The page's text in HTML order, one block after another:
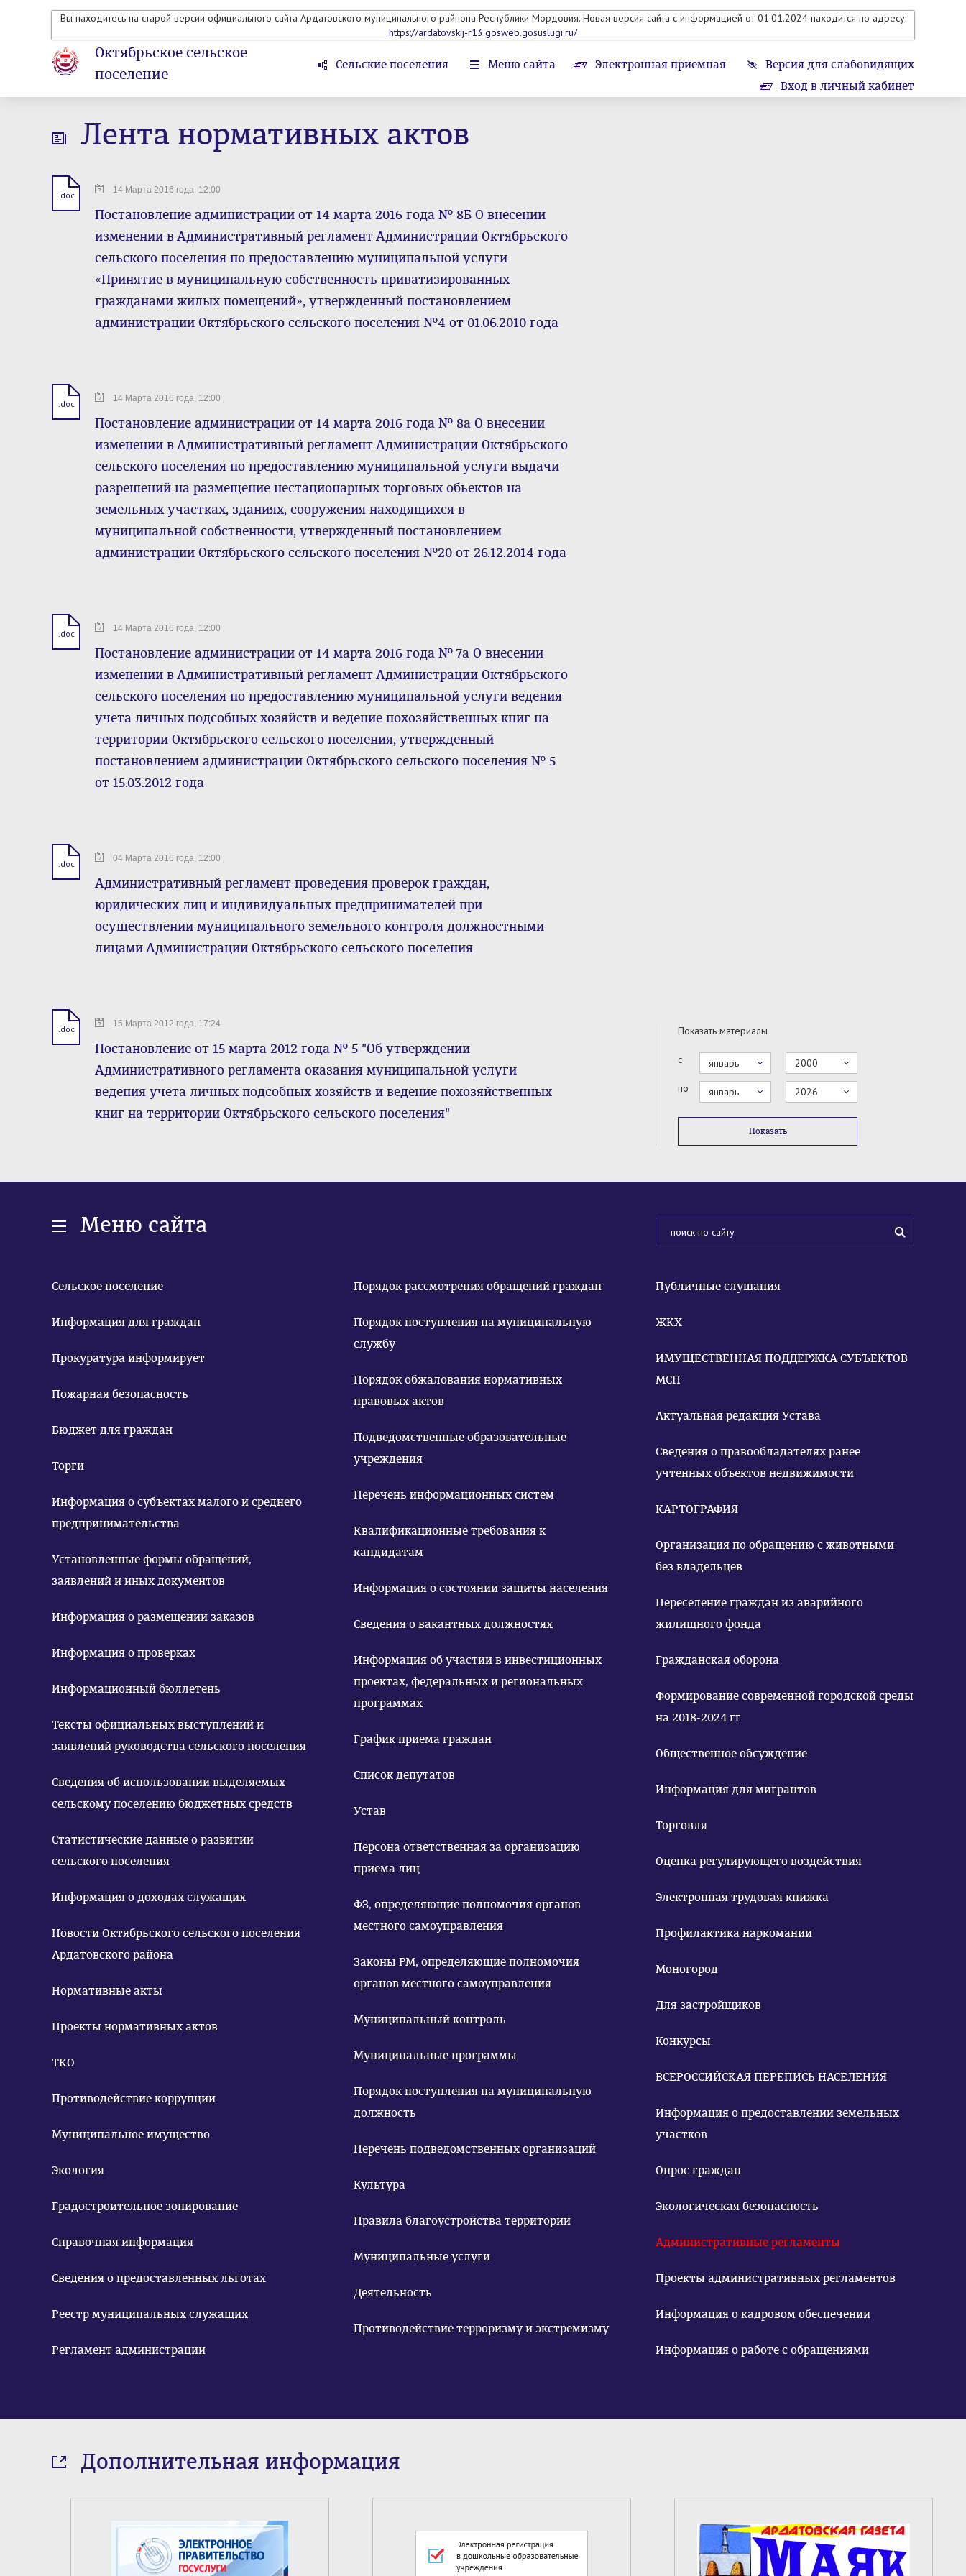
Вы находитесь на старой версии официального сайта Ардатовского муниципального райнона Республики Мордовия. Новая версия сайта с информацией от 01.01.2024 находится по адресу:
https://ardatovskij-r13.gosweb.gosuslugi.ru/
Октябрьское сельское
поселение
Сельские поселения Меню сайта Электронная приемная
Версия для слабовидящих
Вход в личный кабинет
Лента нормативных актов
.doc 14 Марта 2016 года, 12:00
Постановление администрации от 14 марта 2016 года № 8Б О внесении
изменении в Административный регламент Администрации Октябрьского
сельского поселения по предоставлению муниципальной услуги
«Принятие в муниципальную собственность приватизированных
гражданами жилых помещений», утвержденный постановлением
администрации Октябрьского сельского поселения №4 от 01.06.2010 года
.doc 14 Марта 2016 года, 12:00
Постановление администрации от 14 марта 2016 года № 8а О внесении
изменении в Административный регламент Администрации Октябрьского
сельского поселения по предоставлению муниципальной услуги выдачи
разрешений на размещение нестационарных торговых обьектов на
земельных участках, зданиях, сооружения находящихся в
муниципальной собственности, утвержденный постановлением
администрации Октябрьского сельского поселения №20 от 26.12.2014 года
.doc 14 Марта 2016 года, 12:00
Постановление администрации от 14 марта 2016 года № 7а О внесении
изменении в Административный регламент Администрации Октябрьского
сельского поселения по предоставлению муниципальной услуги ведения
учета личных подсобных хозяйств и ведение похозяйственных книг на
территории Октябрьского сельского поселения, утвержденный
постановлением администрации Октябрьского сельского поселения № 5
от 15.03.2012 года
.doc 04 Марта 2016 года, 12:00
Административный регламент проведения проверок граждан,
юридических лиц и индивидуальных предпринимателей при
осуществлении муниципального земельного контроля должностными
лицами Администрации Октябрьского сельского поселения
.doc 15 Марта 2012 года, 17:24
Постановление от 15 марта 2012 года № 5 "Об утверждении
Административного регламента оказания муниципальной услуги
ведения учета личных подсобных хозяйств и ведение похозяйственных
книг на территории Октябрьского сельского поселения"
Показать материалы
с январь
2000
по
январь 2026
Показать
Меню сайта
Сельское поселение
Информация для граждан
Прокуратура информирует
Пожарная безопасность
Бюджет для граждан
Торги
Информация о субъектах малого и среднего
предпринимательства
Установленные формы обращений,
заявлений и иных документов
Информация о размещении заказов
Информация о проверках
Информационный бюллетень
Тексты официальных выступлений и
заявлений руководства сельского поселения
Сведения об использовании выделяемых
сельскому поселению бюджетных средств
Статистические данные о развитии
сельского поселения
Информация о доходах служащих
Новости Октябрьского сельского поселения
Ардатовского района
Нормативные акты
Проекты нормативных актов
ТКО
Противодействие коррупции
Муниципальное имущество
Экология
Градостроительное зонирование
Справочная информация
Сведения о предоставленных льготах
Реестр муниципальных служащих
Регламент администрации
Порядок рассмотрения обращений граждан
Порядок поступления на муниципальную
службу
Порядок обжалования нормативных
правовых актов
Подведомственные образовательные
учреждения
Перечень информационных систем
Квалификационные требования к
кандидатам
Информация о состоянии защиты населения
Сведения о вакантных должностях
Информация об участии в инвестиционных
проектах, федеральных и региональных
программах
График приема граждан
Список депутатов
Устав
Персона ответственная за организацию
приема лиц
ФЗ, определяющие полномочия органов
местного самоуправления
Законы РМ, определяющие полномочия
органов местного самоуправления
Муниципальный контроль
Муниципальные программы
Порядок поступления на муниципальную
должность
Перечень подведомственных организаций
Культура
Правила благоустройства территории
Муниципальные услуги
Деятельность
Противодействие терроризму и экстремизму
Публичные слушания
ЖКХ
ИМУЩЕСТВЕННАЯ ПОДДЕРЖКА СУБЪЕКТОВ
МСП
Актуальная редакция Устава
Сведения о правообладателях ранее
учтенных объектов недвижимости
КАРТОГРАФИЯ
Организация по обращению с животными
без владельцев
Переселение граждан из аварийного
жилищного фонда
Гражданская оборона
Формирование современной городской среды
на 2018-2024 гг
Общественное обсуждение
Информация для мигрантов
Торговля
Оценка регулирующего воздействия
Электронная трудовая книжка
Профилактика наркомании
Моногород
Для застройщиков
Конкурсы
ВСЕРОССИЙСКАЯ ПЕРЕПИСЬ НАСЕЛЕНИЯ
Информация о предоставлении земельных
участков
Опрос граждан
Экологическая безопасность
Административные регламенты
Проекты административных регламентов
Информация о кадровом обеспечении
Информация о работе с обращениями
Дополнительная информация